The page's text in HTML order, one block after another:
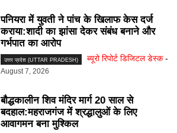
पनियरा में युवती ने पांच के खिलाफ केस दर्ज
कराया:शादी का झांसा देकर संबंध बनाने और
गर्भपात का आरोप
उत्तर प्रदेश (UTTAR PRADESH) ब्यूरो रिपोर्ट डिजिटल डेस्क -
August 7, 2026
बौद्धकालीन शिव मंदिर मार्ग 20 साल से
बदहाल:महराजगंज में श्रद्धालुओं के लिए
आवागमन बना मुश्किल